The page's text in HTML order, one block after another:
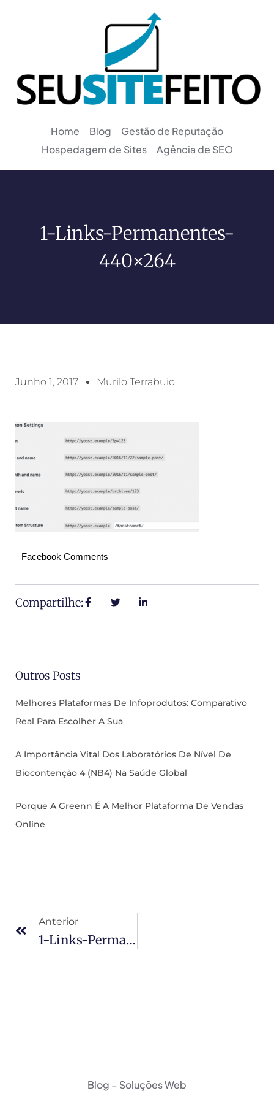
Home Blog
Gestão de Reputação
Hospedagem de Sites
Agência de SEO
1-Links-Permanentes-
440×264
Junho 1, 2017 Murilo Terrabuio
Facebook Comments
Compartilhe:
Outros Posts
Melhores Plataformas De Infoprodutos: Comparativo
Real Para Escolher A Sua
A Importância Vital Dos Laboratórios De Nível De
Biocontenção 4 (NB4) Na Saúde Global
Porque A Greenn É A Melhor Plataforma De Vendas
Online
Anterior
1-Links-Permanentes-440×264
Blog – Soluções Web